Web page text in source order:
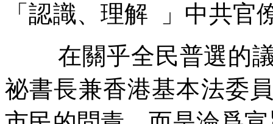
「認識、理解
」中共官
在關乎全民普選的
祕書長兼香港基本法委